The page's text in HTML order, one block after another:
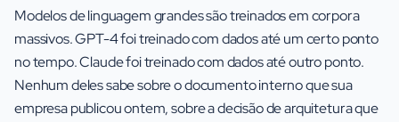
Modelos de linguagem grandes são treinados em corpora
massivos. GPT-4 foi treinado com dados até um certo ponto
no tempo. Claude foi treinado com dados até outro ponto.
Nenhum deles sabe sobre o documento interno que sua
empresa publicou ontem, sobre a decisão de arquitetura que